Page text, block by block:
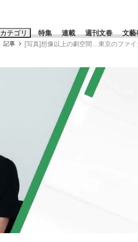
カテゴリ
」は消費税不正還付の道...
特集 連載 週刊文春 文藝
キーワードタグ一覧
#三山凌輝
記事 [写真]想像以上の劇空間…東京のファ